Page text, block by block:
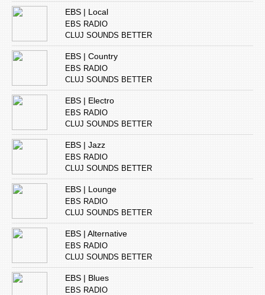
EBS | Local
EBS RADIO
CLUJ SOUNDS BETTER
EBS | Country
EBS RADIO
CLUJ SOUNDS BETTER
EBS | Electro
EBS RADIO
CLUJ SOUNDS BETTER
EBS | Jazz
EBS RADIO
CLUJ SOUNDS BETTER
EBS | Lounge
EBS RADIO
CLUJ SOUNDS BETTER
EBS | Alternative
EBS RADIO
CLUJ SOUNDS BETTER
EBS | Blues
EBS RADIO